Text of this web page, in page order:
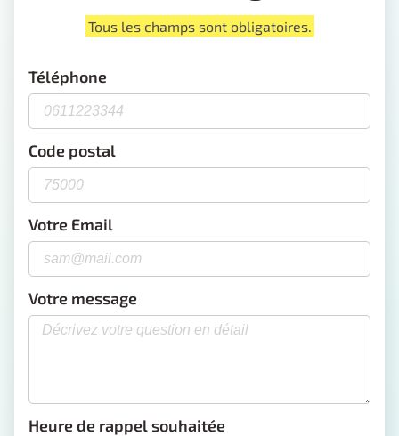
Tous les champs sont obligatoires.
Téléphone
Code postal
Votre Email
Votre message
Heure de rappel souhaitée